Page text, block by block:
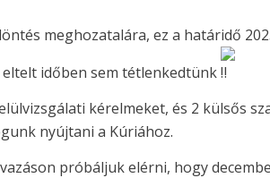
meghozatalára, ez a határidő
időben sem tétlenkedtünk
kérelmeket, és 2 külsős
nyújtani a Kúriához.
próbáljuk elérni, hogy